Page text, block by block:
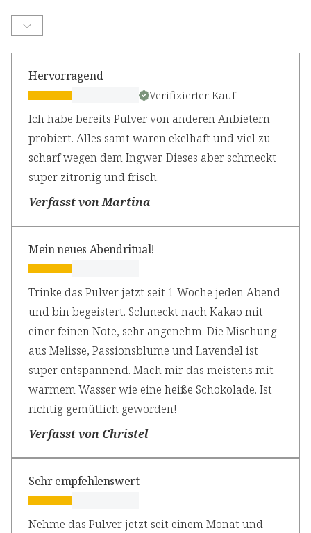
Hervorragend
Verifizierter Kauf
Ich habe bereits Pulver von anderen Anbietern
probiert. Alles samt waren ekelhaft und viel zu
scharf wegen dem Ingwer. Dieses aber schmeckt
super zitronig und frisch.
Verfasst von Martina
Mein neues Abendritual!
Trinke das Pulver jetzt seit 1 Woche jeden Abend
und bin begeistert. Schmeckt nach Kakao mit
einer feinen Note, sehr angenehm. Die Mischung
aus Melisse, Passionsblume und Lavendel ist
super entspannend. Mach mir das meistens mit
warmem Wasser wie eine heiße Schokolade. Ist
richtig gemütlich geworden!
Verfasst von Christel
Sehr empfehlenswert
Nehme das Pulver jetzt seit einem Monat und